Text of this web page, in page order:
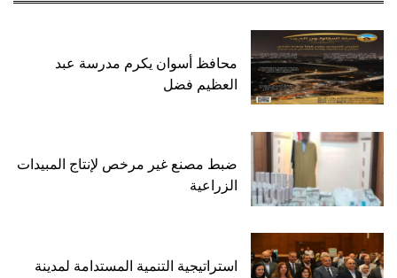
محافظ أسوان يكرم مدرسة عبد
العظيم فضل
ضبط مصنع غير مرخص لإنتاج المبيدات
الزراعية
استراتيجية التنمية المستدامة لمدينة